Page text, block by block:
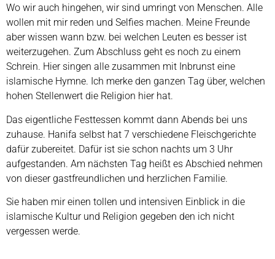
Wo wir auch hingehen, wir sind umringt von Menschen. Alle
wollen mit mir reden und Selfies machen. Meine Freunde
aber wissen wann bzw. bei welchen Leuten es besser ist
weiterzugehen. Zum Abschluss geht es noch zu einem
Schrein. Hier singen alle zusammen mit Inbrunst eine
islamische Hymne. Ich merke den ganzen Tag über, welchen
hohen Stellenwert die Religion hier hat.
Das eigentliche Festtessen kommt dann Abends bei uns
zuhause. Hanifa selbst hat 7 verschiedene Fleischgerichte
dafür zubereitet. Dafür ist sie schon nachts um 3 Uhr
aufgestanden. Am nächsten Tag heißt es Abschied nehmen
von dieser gastfreundlichen und herzlichen Familie.
Sie haben mir einen tollen und intensiven Einblick in die
islamische Kultur und Religion gegeben den ich nicht
vergessen werde.